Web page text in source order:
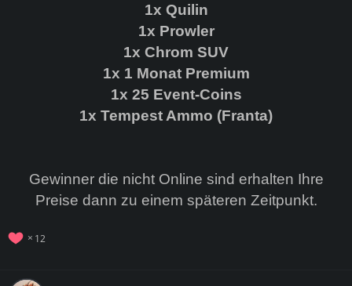
1x Quilin
1x Prowler
1x Chrom SUV
1x 1 Monat Premium
1x 25 Event-Coins
1x Tempest Ammo (Franta)
Gewinner die nicht Online sind erhalten Ihre
Preise dann zu einem späteren Zeitpunkt.
12